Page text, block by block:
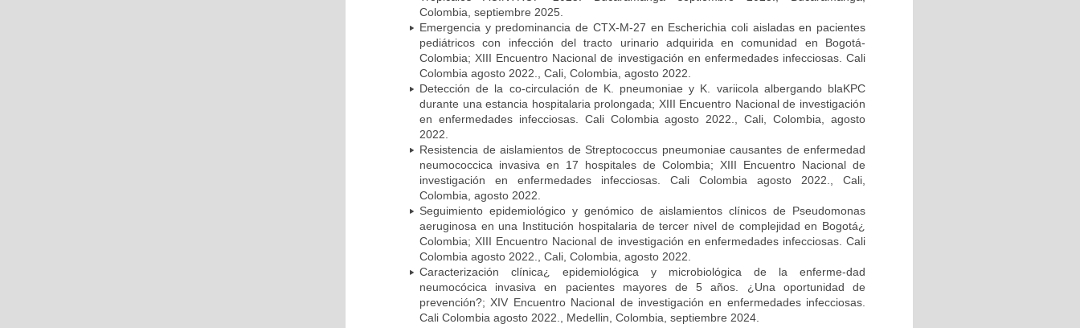
Colombia, septiembre 2025.
Emergencia y predominancia de CTX-M-27 en Escherichia coli aisladas en pacientes
pediátricos con infección del tracto urinario adquirida en comunidad en Bogotá-
Colombia; XIII Encuentro Nacional de investigación en enfermedades infecciosas. Cali
Colombia agosto 2022., Cali, Colombia, agosto 2022.
Detección de la co-circulación de K. pneumoniae y K. variicola albergando blaKPC
durante una estancia hospitalaria prolongada; XIII Encuentro Nacional de investigación
en enfermedades infecciosas. Cali Colombia agosto 2022., Cali, Colombia, agosto
2022.
Resistencia de aislamientos de Streptococcus pneumoniae causantes de enfermedad
neumococcica invasiva en 17 hospitales de Colombia; XIII Encuentro Nacional de
investigación en enfermedades infecciosas. Cali Colombia agosto 2022., Cali,
Colombia, agosto 2022.
Seguimiento epidemiológico y genómico de aislamientos clínicos de Pseudomonas
aeruginosa en una Institución hospitalaria de tercer nivel de complejidad en Bogotá¿
Colombia; XIII Encuentro Nacional de investigación en enfermedades infecciosas. Cali
Colombia agosto 2022., Cali, Colombia, agosto 2022.
Caracterización clínica¿ epidemiológica y microbiológica de la enferme-dad
neumocócica invasiva en pacientes mayores de 5 años. ¿Una oportunidad de
prevención?; XIV Encuentro Nacional de investigación en enfermedades infecciosas.
Cali Colombia agosto 2022., Medellin, Colombia, septiembre 2024.